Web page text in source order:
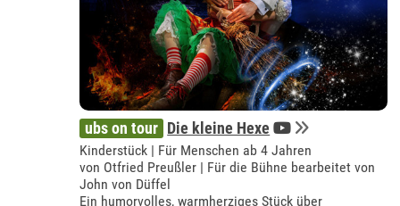
ubs on tour Die kleine Hexe
Kinderstück | Für Menschen ab 4 Jahren
von Otfried Preußler | Für die Bühne bearbeitet von
John von Düffel
Ein humorvolles, warmherziges Stück über